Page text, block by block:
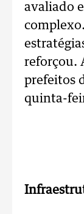
avaliado
reforçou.
prefeitos
quinta-